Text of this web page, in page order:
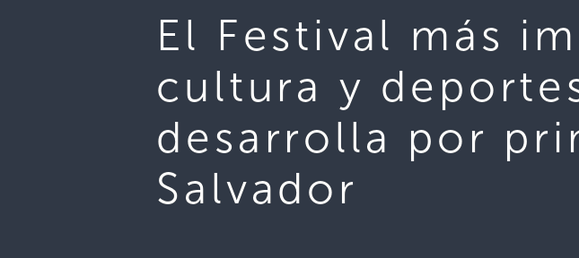
El Festival más
cultura y
desarrolla por
Salvador